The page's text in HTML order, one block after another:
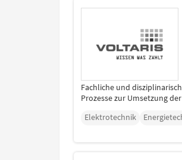
Fachliche und
Prozesse zur Umsetzung
Elektrotechnik